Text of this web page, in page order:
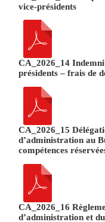
vice-présidents
CA_2026_14
présidents – frais de
CA_2026_15
d’administration au
compétences
CA_2026_16
d’administration et